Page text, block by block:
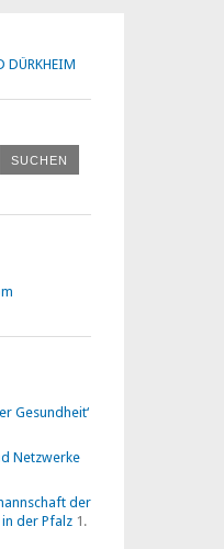
DÜRKHEIM
Gesundheit‘
Netzwerke
der
in der Pfalz 1.